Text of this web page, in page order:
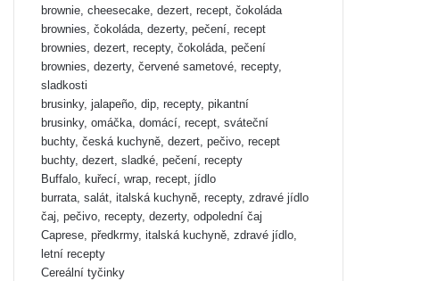
brownie, cheesecake, dezert, recept, čokoláda
brownies, čokoláda, dezerty, pečení, recept
brownies, dezert, recepty, čokoláda, pečení
brownies, dezerty, červené sametové, recepty,
sladkosti
brusinky, jalapeño, dip, recepty, pikantní
brusinky, omáčka, domácí, recept, sváteční
buchty, česká kuchyně, dezert, pečivo, recept
buchty, dezert, sladké, pečení, recepty
Buffalo, kuřecí, wrap, recept, jídlo
burrata, salát, italská kuchyně, recepty, zdravé jídlo
čaj, pečivo, recepty, dezerty, odpolední čaj
Caprese, předkrmy, italská kuchyně, zdravé jídlo,
letní recepty
Cereální tyčinky